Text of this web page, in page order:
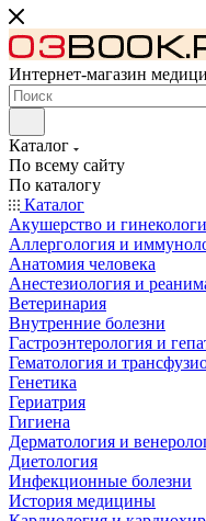
Интернет-магазин
Каталог
По всему сайту
По каталогу
Каталог
Акушерство и
Аллергология и
Анатомия человека
Анестезиология и
Ветеринария
Внутренние болезни
Гастроэнтерология и
Гематология и
Генетика
Гериатрия
Гигиена
Дерматология и
Диетология
Инфекционные болезни
История медицины